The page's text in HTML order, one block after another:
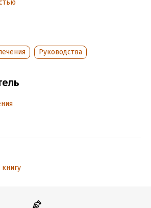
не потея на беговой дорожке.
Руководства